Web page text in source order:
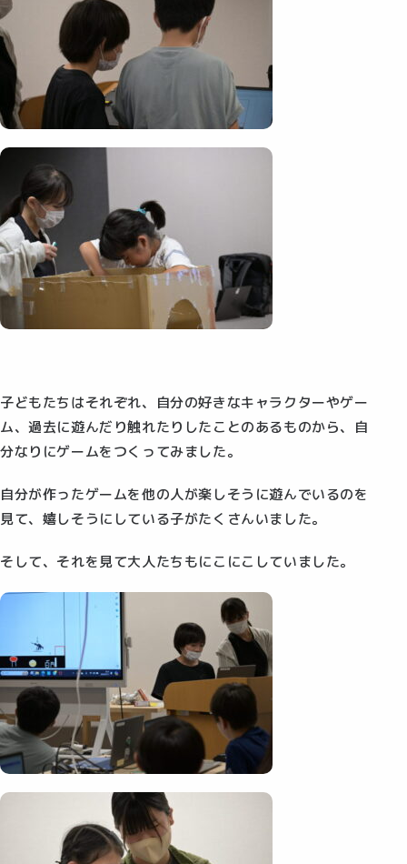
子どもたちはそれぞれ、自分の好きなキャラクターやゲー
ム、過去に遊んだり触れたりしたことのあるものから、自
分なりにゲームをつくってみました。
自分が作ったゲームを他の人が楽しそうに遊んでいるのを
見て、嬉しそうにしている子がたくさんいました。
そして、それを見て大人たちもにこにこしていました。